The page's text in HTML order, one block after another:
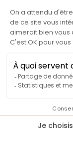
Créer votre
Politique de
Conditions
Médiateur de la
Rejoignez-nous
Nos